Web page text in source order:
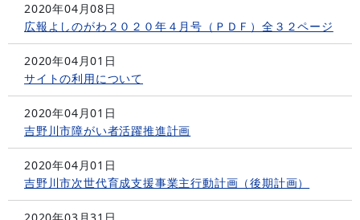
2020年04月08日
広報よしのがわ２０２０年４月号（ＰＤＦ）全３２ページ
2020年04月01日
サイトの利用について
2020年04月01日
吉野川市障がい者活躍推進計画
2020年04月01日
吉野川市次世代育成支援事業主行動計画（後期計画）